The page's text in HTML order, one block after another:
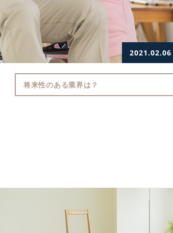
2021.02.06
将来性のある業界は？